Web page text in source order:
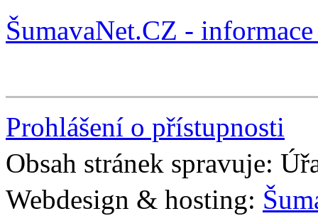
ŠumavaNet.CZ -
Prohlášení o přístupnosti
Obsah stránek spravuje:
Webdesign & hosting: